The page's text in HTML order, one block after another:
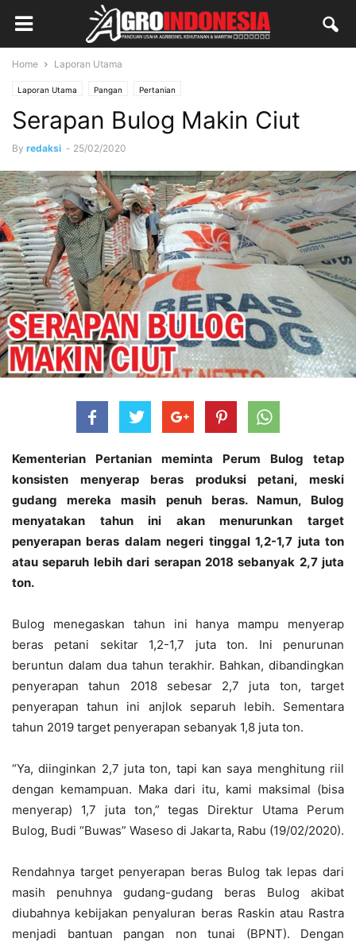
Home Laporan Utama
Laporan Utama Pangan Pertanian
Serapan Bulog Makin Ciut
By redaksi - 25/02/2020
Kementerian Pertanian meminta Perum Bulog tetap
konsisten menyerap beras produksi petani, meski
gudang mereka masih penuh beras. Namun, Bulog
menyatakan tahun ini akan menurunkan target
penyerapan beras dalam negeri tinggal 1,2-1,7 juta ton
atau separuh lebih dari serapan 2018 sebanyak 2,7 juta
ton.
Bulog menegaskan tahun ini hanya mampu menyerap
beras petani sekitar 1,2-1,7 juta ton. Ini penurunan
beruntun dalam dua tahun terakhir. Bahkan, dibandingkan
penyerapan tahun 2018 sebesar 2,7 juta ton, target
penyerapan tahun ini anjlok separuh lebih. Sementara
tahun 2019 target penyerapan sebanyak 1,8 juta ton.
“Ya, diinginkan 2,7 juta ton, tapi kan saya menghitung riil
dengan kemampuan. Maka dari itu, kami maksimal (bisa
menyerap) 1,7 juta ton,” tegas Direktur Utama Perum
Bulog, Budi “Buwas” Waseso di Jakarta, Rabu (19/02/2020).
Rendahnya target penyerapan beras Bulog tak lepas dari
masih penuhnya gudang-gudang beras Bulog akibat
diubahnya kebijakan penyaluran beras Raskin atau Rastra
menjadi bantuan pangan non tunai (BPNT). Dengan